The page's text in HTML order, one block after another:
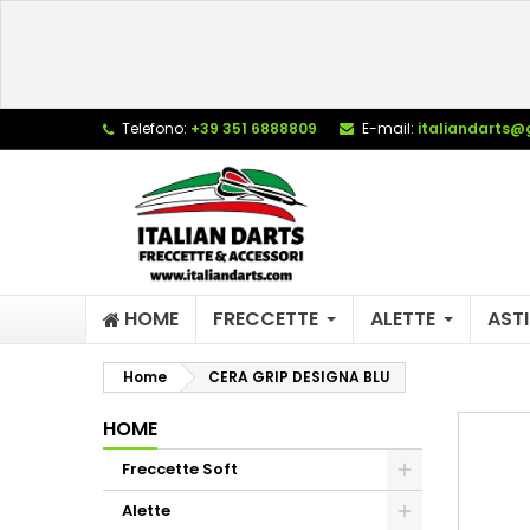
Telefono: +39 351 6888809 E-mail:
HOME FRECCETTE ALETTE
Home CERA GRIP DESIGNA BLU
HOME
Freccette Soft
Alette
add_circle_outline